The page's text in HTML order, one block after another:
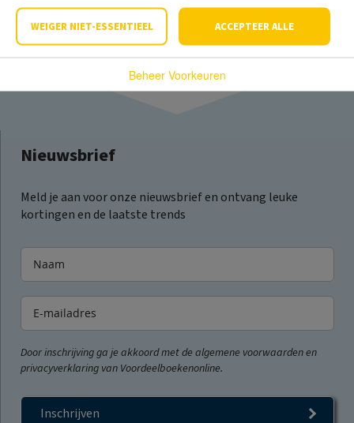
Nieuwsbrief
Meld je aan voor onze nieuwsbrief en ontvang leuke
kortingen en de laatste trends
Door inschrijving ga je akkoord met de algemene voorwaarden en
privacyverklaring van Voordeelboekenonline.
Inschrijven
WEIGER NIET-ESSENTIEEL ACCEPTEER ALLE
Beheer Voorkeuren